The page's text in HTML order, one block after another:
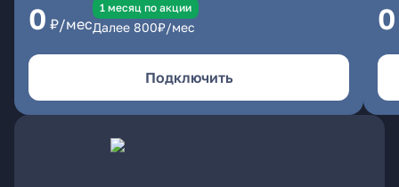
0 ₽/мес
1 месяц по акции
Далее 800₽/мес
Подключить
0